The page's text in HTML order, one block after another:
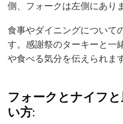
側、フォークは左側にあり
食事やダイニングについて
す。感謝祭のターキーと一
や食べる気分を伝えられま
フォークとナイフ
い方: